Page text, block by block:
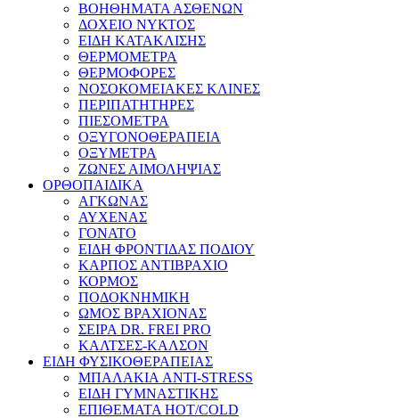
ΒΟΗΘΗΜΑΤΑ ΑΣΘΕΝΩΝ
ΔΟΧΕΙΟ ΝΥΚΤΟΣ
ΕΙΔΗ ΚΑΤΑΚΛΙΣΗΣ
ΘΕΡΜΟΜΕΤΡΑ
ΘΕΡΜΟΦΟΡΕΣ
ΝΟΣΟΚΟΜΕΙΑΚΕΣ ΚΛΙΝΕΣ
ΠΕΡΙΠΑΤΗΤΗΡΕΣ
ΠΙΕΣΟΜΕΤΡΑ
ΟΞΥΓΟΝΟΘΕΡΑΠΕΙΑ
ΟΞΥΜΕΤΡΑ
ΖΩΝΕΣ ΑΙΜΟΛΗΨΙΑΣ
ΟΡΘΟΠΑΙΔΙΚΑ
ΑΓΚΩΝΑΣ
ΑΥΧΕΝΑΣ
ΓΟΝΑΤΟ
ΕΙΔΗ ΦΡΟΝΤΙΔΑΣ ΠΟΔΙΟΥ
ΚΑΡΠΟΣ ΑΝΤΙΒΡΑΧΙΟ
ΚΟΡΜΟΣ
ΠΟΔΟΚΝΗΜΙΚΗ
ΩΜΟΣ ΒΡΑΧΙΟΝΑΣ
ΣΕΙΡΑ DR. FREI PRO
ΚΑΛΤΣΕΣ-ΚΑΛΣΟΝ
ΕΙΔΗ ΦΥΣΙΚΟΘΕΡΑΠΕΙΑΣ
ΜΠΑΛΑΚΙΑ ANTI-STRESS
ΕΙΔΗ ΓΥΜΝΑΣΤΙΚΗΣ
ΕΠΙΘΕΜΑΤΑ HOT/COLD